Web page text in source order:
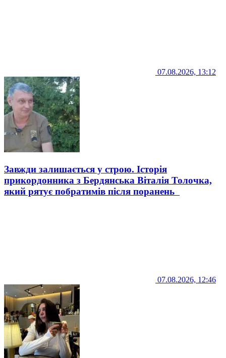
07.08.2026, 13:12
Завжди залишається у строю. Історія
прикордонника з Бердянська Віталія Толочка,
який рятує побратимів після поранень
07.08.2026, 12:46